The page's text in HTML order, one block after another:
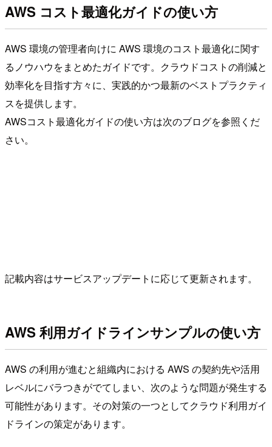
AWS コスト最適化ガイドの使い方
AWS 環境の管理者向けに AWS 環境のコスト最適化に関す
るノウハウをまとめたガイドです。クラウドコストの削減と
効率化を目指す方々に、実践的かつ最新のベストプラクティ
スを提供します。
AWSコスト最適化ガイドの使い方は次のブログを参照くだ
さい。
記載内容はサービスアップデートに応じて更新されます。
AWS 利用ガイドラインサンプルの使い方
AWS の利用が進むと組織内における AWS の契約先や活用
レベルにバラつきがでてしまい、次のような問題が発生する
可能性があります。その対策の一つとしてクラウド利用ガイ
ドラインの策定があります。